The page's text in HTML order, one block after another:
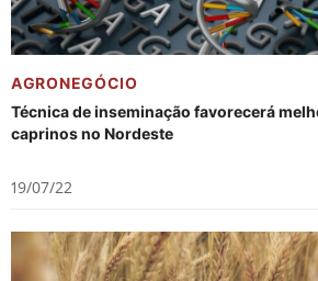
AGRONEGÓCIO
Técnica de inseminação favorecerá
caprinos no Nordeste
19/07/22